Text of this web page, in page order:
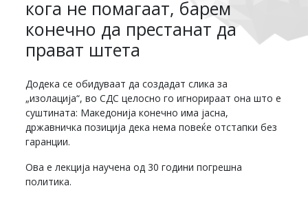
кога не помагаат, барем
конечно да престанат да
прават штета
Додека се обидуваат да создадат слика за
„изолација“, во СДС целосно го игнорираат она што е
суштината: Македонија конечно има јасна,
државничка позиција дека нема повеќе отстапки без
гаранции.
Ова е лекција научена од 30 години погрешна
политика.